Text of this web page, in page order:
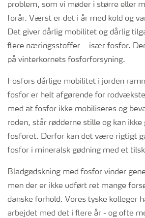
problem, som vi møder i større eller
forår. Værst er det i år med kold og
Det giver dårlig mobilitet og dårlig
flere næringsstoffer – især fosfor.
på vinterkornets fosforforsyning.
Fosfors dårlige mobilitet i jorden
fosfor er helt afgørende for
med at fosfor ikke mobiliseres og
roden, står rødderne stille og kan ikke
fosforet. Derfor kan det være rigtigt
fosfor i mineralsk gødning med et
Bladgødskning med fosfor vinder
men der er ikke udført ret mange
danske forhold. Vores tyske kolleger
arbejdet med det i flere år - og ofte